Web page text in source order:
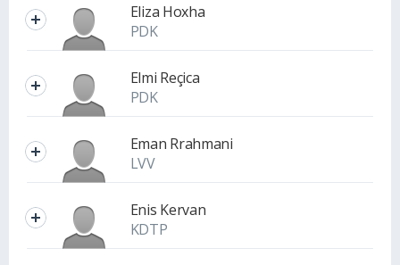
Eliza Hoxha
PDK
Elmi Reçica
PDK
Eman Rrahmani
LVV
Enis Kervan
KDTP